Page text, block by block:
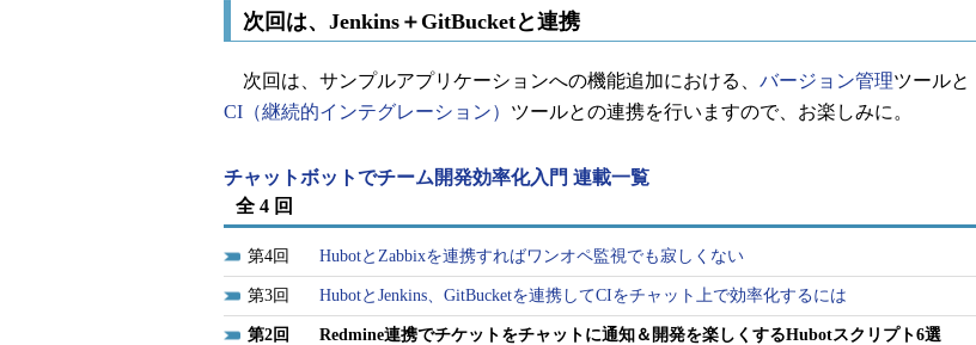
次回は、Jenkins＋GitBucketと連携
次回は、サンプルアプリケーションへの機能追加における、 バージョン管理ツールと
CI（継続的インテグレーション） ツールとの連携を行いますので、お楽しみに。
チャットボットでチーム開発効率化入門 連載一覧
全 4 回
4 HubotとZabbixを連携すればワンオペ監視でも寂しくない
3 HubotとJenkins、GitBucketを連携してCIをチャット上で効率化するには
2 Redmine連携でチケットをチャットに通知＆開発を楽しくするHubotスクリプト6選